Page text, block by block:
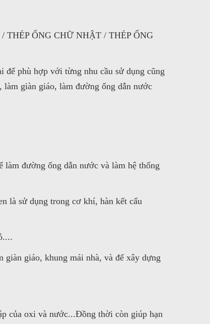
ỐNG CHỮ NHẬT / THÉP ỐNG
để phù hợp với từng nhu cầu sử dụng cũng
làm giàn giáo, làm đường ống dẫn nước
đường ống dẫn nước và làm hệ thống
là sử dụng trong cơ khí, hàn kết cấu
giáo, khung mái nhà, và để xây dựng
của oxi và nước...Đồng thời còn giúp hạn